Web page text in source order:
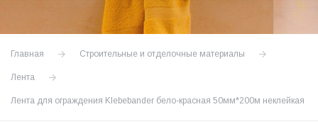
Главная Строительные и отделочные материалы
Лента
Лента для ограждения Klebebаnder бело-красная 50мм*200м неклейкая